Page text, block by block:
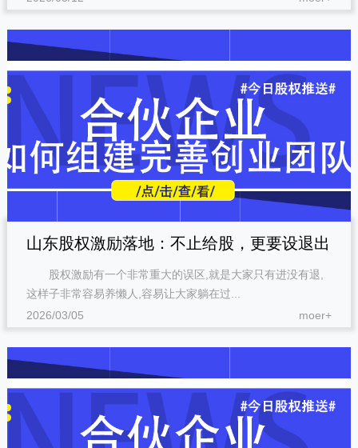
山东股权激励落地：不止给股，更要设退出
机制，培养奋斗者与创业者
股权激励有一个非常重大的误区,就是大家只有进没有退,
这样子非常容易养懒人,容易让大家躺在过...
2026/03/05
moer+